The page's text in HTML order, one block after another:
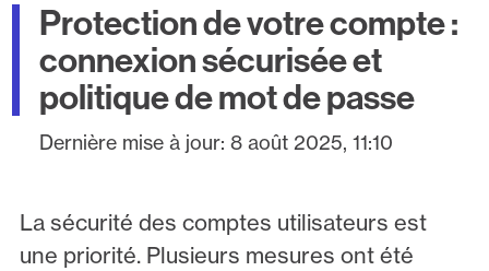
Protection de votre compte :
connexion sécurisée et
politique de mot de passe
Dernière mise à jour: 8 août 2025, 11:10
La sécurité des comptes utilisateurs est
une priorité. Plusieurs mesures ont été